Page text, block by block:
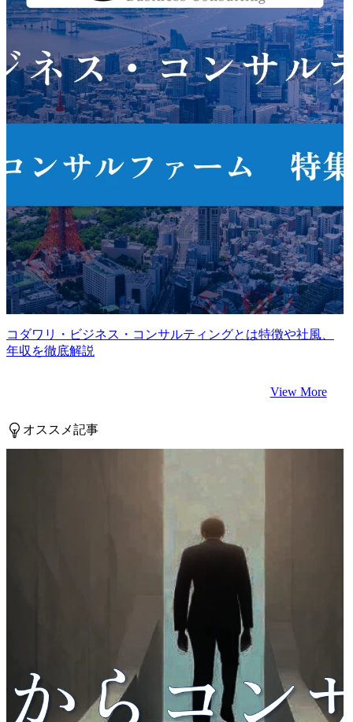
コダワリ・ビジネス・コンサルティングとは特徴や社風、
年収を徹底解説
View More
オススメ記事